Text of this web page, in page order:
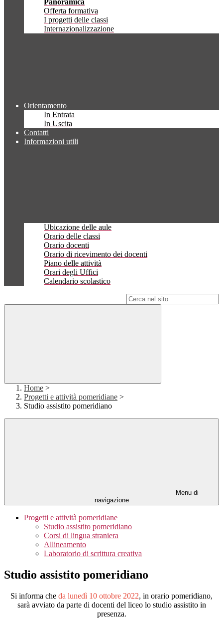
Panoramica
Offerta formativa
I progetti delle classi
Internazionalizzazione
Orientamento
In Entrata
In Uscita
Contatti
Informazioni utili
Ubicazione delle aule
Orario delle classi
Orario docenti
Orario di ricevimento dei docenti
Piano delle attività
Orari degli Uffici
Calendario scolastico
Home >
Progetti e attività pomeridiane >
Studio assistito pomeridiano
Menu di
navigazione
Progetti e attività pomeridiane
Studio assistito pomeridiano
Corsi di lingua straniera
Allineamento
Laboratorio di scrittura creativa
Studio assistito pomeridiano
Si informa che da lunedì 10 ottobre 2022, in orario pomeridiano,
sarà avviato da parte di docenti del liceo lo studio assistito in
presenza.